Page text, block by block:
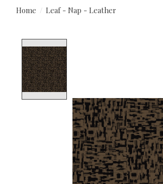
Home / Leaf - Nap - Leather